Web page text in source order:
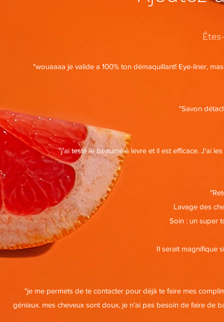
"wouaaaa je valide a 100% ton démaquillant! Eye-liner,
"Savon
"j'ai testé le beaume à levre et il est efficace. J'ai
Lavage des
Soin : un super
Il serait magnifique
"je me permets de te contacter pour déjà te faire mes
géniaux. mes cheveux sont doux, je n'ai pas besoin de faire de